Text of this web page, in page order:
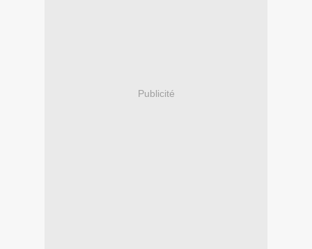
Publicité